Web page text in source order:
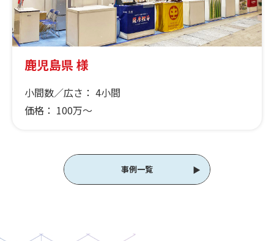
鹿児島県 様
小間数／広さ： 4小間
価格： 100万～
事例一覧